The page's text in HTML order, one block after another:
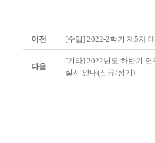
이전 [수업] 2022-2학기 제5차
다음
[기타] 2022년도 하반기
실시 안내(신규/정기)